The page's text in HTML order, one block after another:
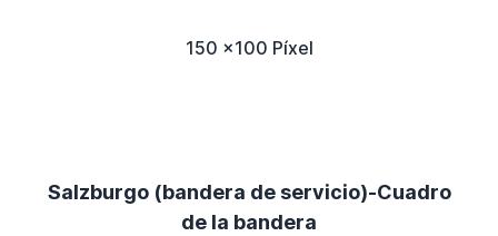
150 x100 Píxel
Salzburgo (bandera de servicio)-Cuadro
de la bandera